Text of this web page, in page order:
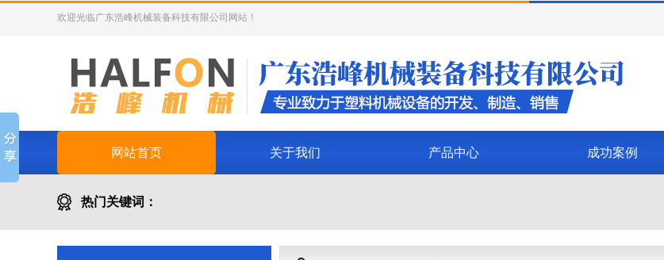
欢迎光临广东浩峰机械装备科技有限公司网站！
网站首页 关于我们 产品中心 成功案例
热门关键词：